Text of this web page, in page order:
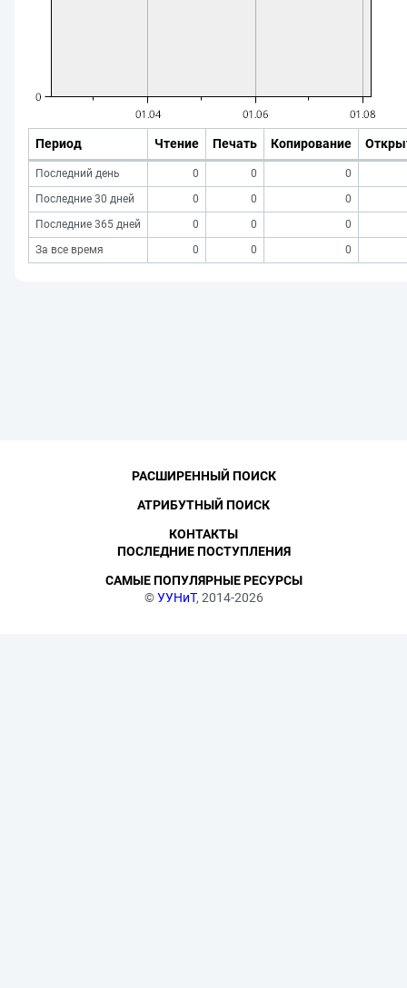
Период Чтение Печать Копирование
Последний день 0 0
0
Последние 30 дней
0 0
0
Последние 365 дней
0 0
0
За все время
0 0 0
©УУНиТ, 2014-2026
РАСШИРЕННЫЙ ПОИСК
АТРИБУТНЫЙ ПОИСК
КОНТАКТЫ
ПОСЛЕДНИЕ ПОСТУПЛЕНИЯ
САМЫЕ ПОПУЛЯРНЫЕ РЕСУРСЫ